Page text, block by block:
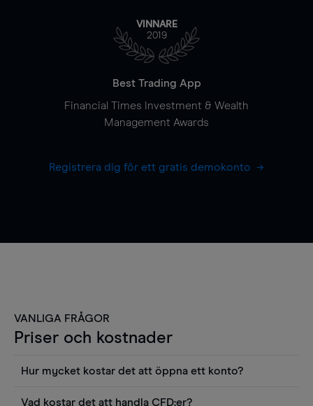
VINNARE
2019
Best Trading App
Financial Times Investment & Wealth
Management Awards
Registrera dig för ett gratis demokonto
VANLIGA FRÅGOR
Priser och kostnader
Hur mycket kostar det att öppna ett konto?
Vad kostar det att handla CFD:er?